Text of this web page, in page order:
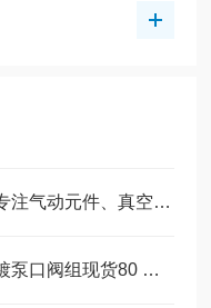
日本pisco-美萨代理碧铄科日本专注气动元件、真空发生系统简介
PISCO匹士克 KIZI-3022-3/4 电镀泵口阀组现货80 美萨全系列代理